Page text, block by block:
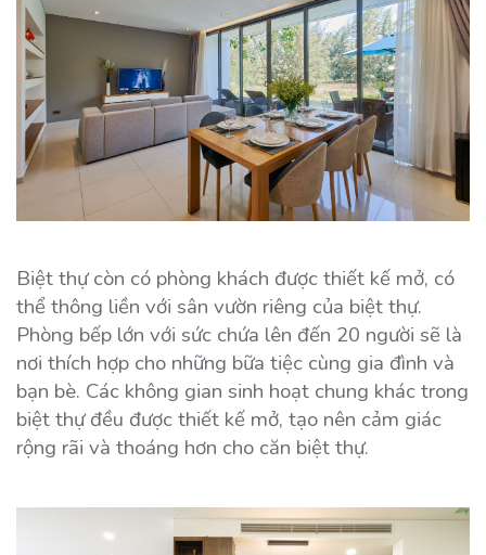
Biệt thự còn có phòng khách được thiết kế mở, có
thể thông liền với sân vườn riêng của biệt thự.
Phòng bếp lớn với sức chứa lên đến 20 người sẽ là
nơi thích hợp cho những bữa tiệc cùng gia đình và
bạn bè. Các không gian sinh hoạt chung khác trong
biệt thự đều được thiết kế mở, tạo nên cảm giác
rộng rãi và thoáng hơn cho căn biệt thự.